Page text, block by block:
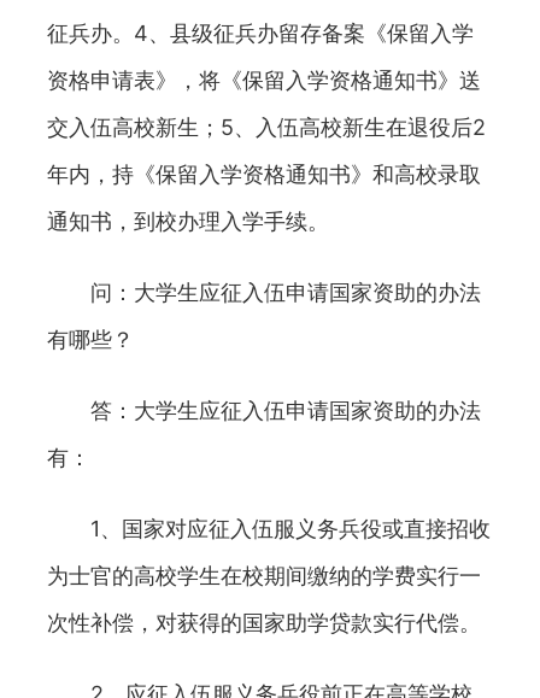
征兵办。4、县级征兵办留存备案《保留入学
资格申请表》，将《保留入学资格通知书》送
交入伍高校新生；5、入伍高校新生在退役后2
年内，持《保留入学资格通知书》和高校录取
通知书，到校办理入学手续。
问：大学生应征入伍申请国家资助的办法
有哪些？
答：大学生应征入伍申请国家资助的办法
有：
1、国家对应征入伍服义务兵役或直接招收
为士官的高校学生在校期间缴纳的学费实行一
次性补偿，对获得的国家助学贷款实行代偿。